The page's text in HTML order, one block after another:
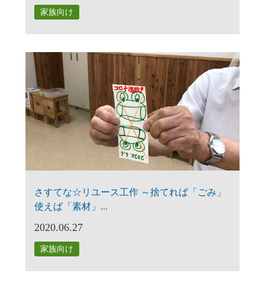
家族向け
さすてな☆リユース工作 ～捨てれば「ごみ」
使えば「素材」...
2020.06.27
家族向け